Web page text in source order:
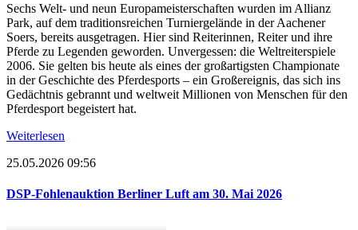
Sechs Welt- und neun Europameisterschaften wurden im Allianz
Park, auf dem traditionsreichen Turniergelände in der Aachener
Soers, bereits ausgetragen. Hier sind Reiterinnen, Reiter und ihre
Pferde zu Legenden geworden. Unvergessen: die Weltreiterspiele
2006. Sie gelten bis heute als eines der großartigsten Championate
in der Geschichte des Pferdesports – ein Großereignis, das sich ins
Gedächtnis gebrannt und weltweit Millionen von Menschen für den
Pferdesport begeistert hat.
Weiterlesen
25.05.2026 09:56
DSP-Fohlenauktion Berliner Luft am 30. Mai 2026